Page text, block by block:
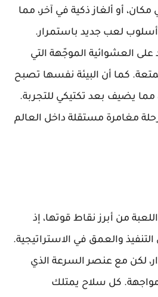
أو ألغاز ذكية في آخر، مما
أسلوب لعب جديد باستمرار.
العشوائية الموجّهة التي
كما أن البيئة نفسها تصبح
مما يضيف بعد تكتيكي للتجربة.
مغامرة مستقلة داخل العالم
من أبرز نقاط قوتها، إذ
والعمق في الاستراتيجية.
لكن مع عنصر السرعة الذي
كل سلاح يمتلك